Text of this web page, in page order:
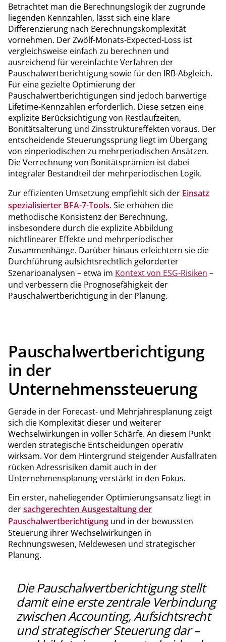
Betrachtet man die Berechnungslogik der zugrunde
liegenden Kennzahlen, lässt sich eine klare
Differenzierung nach Berechnungskomplexität
vornehmen. Der Zwölf-Monats-Expected-Loss ist
vergleichsweise einfach zu berechnen und
ausreichend für vereinfachte Verfahren der
Pauschalwertberichtigung sowie für den IRB-Abgleich.
Für eine gezielte Optimierung der
Pauschalwertberichtigungen sind jedoch barwertige
Lifetime-Kennzahlen erforderlich. Diese setzen eine
explizite Berücksichtigung von Restlaufzeiten,
Bonitätsalterung und Zinsstruktureffekten voraus. Der
entscheidende Steuerungssprung liegt im Übergang
von einperiodischen zu mehrperiodischen Ansätzen.
Die Verrechnung von Bonitätsprämien ist dabei
integraler Bestandteil der mehrperiodischen Logik.
Zur effizienten Umsetzung empfiehlt sich der Einsatz
spezialisierter BFA-7-Tools. Sie erhöhen die
methodische Konsistenz der Berechnung,
insbesondere durch die explizite Abbildung
nichtlinearer Effekte und mehrperiodischer
Zusammenhänge. Darüber hinaus erleichtern sie die
Durchführung aufsichtsrechtlich geforderter
Szenarioanalysen – etwa im Kontext von ESG-Risiken –
und verbessern die Prognosefähigkeit der
Pauschalwertberichtigung in der Planung.
Pauschalwertberichtigung
in der
Unternehmenssteuerung
Gerade in der Forecast- und Mehrjahresplanung zeigt
sich die Komplexität dieser und weiterer
Wechselwirkungen in voller Schärfe. An diesem Punkt
werden strategische Entscheidungen operativ
wirksam. Vor dem Hintergrund steigender Ausfallraten
rücken Adressrisiken damit auch in der
Unternehmensplanung verstärkt in den Fokus.
Ein erster, naheliegender Optimierungsansatz liegt in
dersachgerechten Ausgestaltung der
Pauschalwertberichtigung und in der bewussten
Steuerung ihrer Wechselwirkungen in
Rechnungswesen, Meldewesen und strategischer
Planung.
Die Pauschalwertberichtigung stellt
damit eine erste zentrale Verbindung
zwischen Accounting, Aufsichtsrecht
und strategischer Steuerung dar –